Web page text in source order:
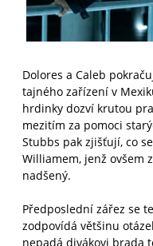
Dolores a Caleb
tajného zařízení v
hrdinky dozví krutou
mezitím za pomoci
Stubbs pak zjišťují, co
Williamem, jenž ovšem
nadšený.
Předposlední zářez se
zodpovídá většinu
nepadá divákovi brada